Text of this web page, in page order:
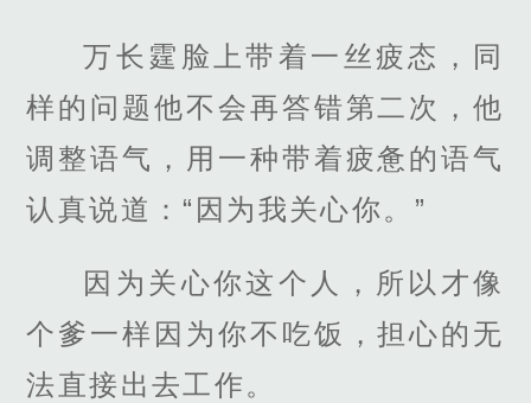
万长霆脸上带着一丝疲态，同
样的问题他不会再答错第二次，他
调整语气，用一种带着疲惫的语气
认真说道：“因为我关心你。”
因为关心你这个人，所以才像
个爹一样因为你不吃饭，担心的无
法直接出去工作。